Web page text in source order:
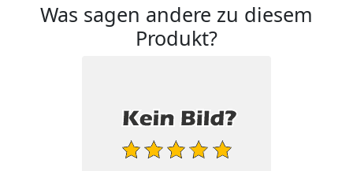
Was sagen andere zu diesem
Produkt?